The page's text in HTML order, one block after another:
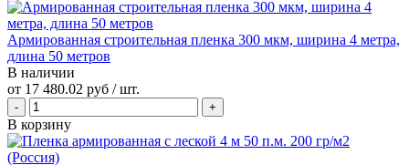
Армированная строительная пленка 300 мкм, ширина 4 метра,
длина 50 метров
В наличии
от 17 480.02 руб / шт.
В корзину